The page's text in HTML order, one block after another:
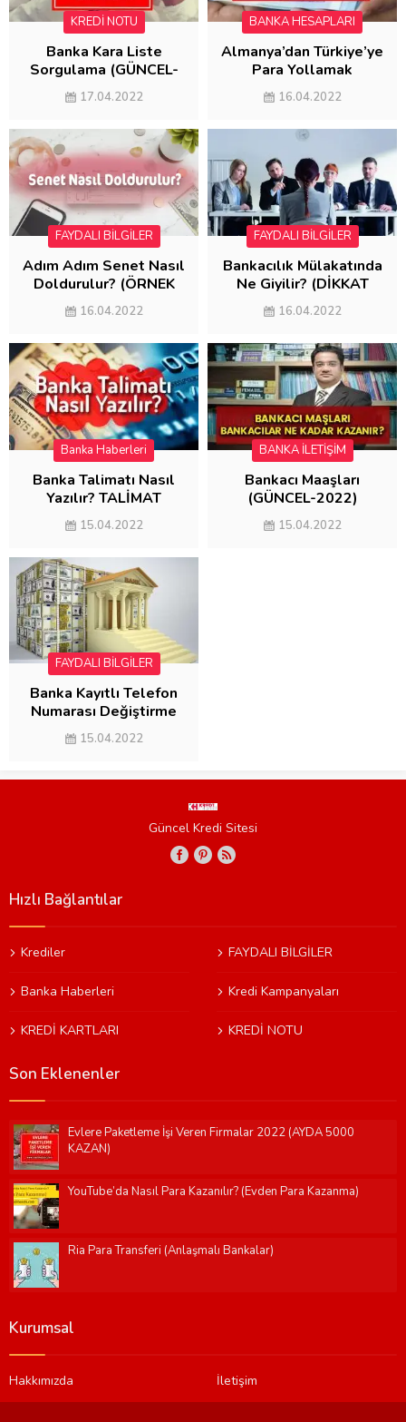
KREDİ NOTU
Banka Kara Liste
Sorgulama (GÜNCEL-
2022)
17.04.2022
BANKA HESAPLARI
Almanya’dan Türkiye’ye
Para Yollamak
(MASRAFSIZ
GÖNDERME)
16.04.2022
FAYDALI BİLGİLER
Adım Adım Senet Nasıl
Doldurulur? (ÖRNEK
SENET DOLDURMA)
16.04.2022
FAYDALI BİLGİLER
Bankacılık Mülakatında
Ne Giyilir? (DİKKAT
EDİLMESİ
GEREKENLER)
16.04.2022
Banka Haberleri
Banka Talimatı Nasıl
Yazılır? TALİMAT
ÖRNEĞİ
15.04.2022
BANKA İLETİŞİM
Bankacı Maaşları
(GÜNCEL-2022)
15.04.2022
FAYDALI BİLGİLER
Banka Kayıtlı Telefon
Numarası Değiştirme
2022 (3 YÖNTEM)
15.04.2022
Güncel Kredi Sitesi
Hızlı Bağlantılar
Krediler FAYDALI BİLGİLER
Banka Haberleri Kredi Kampanyaları
KREDİ KARTLARI KREDİ NOTU
Son Eklenenler
Evlere Paketleme İşi Veren Firmalar 2022 (AYDA 5000
KAZAN)
YouTube’da Nasıl Para Kazanılır? (Evden Para Kazanma)
Ria Para Transferi (Anlaşmalı Bankalar)
Kurumsal
Hakkımızda İletişim